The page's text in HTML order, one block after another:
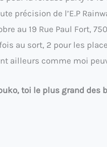
précision de l’E.P
au 19 Rue Paul Fort,
au sort, 2 pour les
ailleurs comme moi
toi le plus grand des